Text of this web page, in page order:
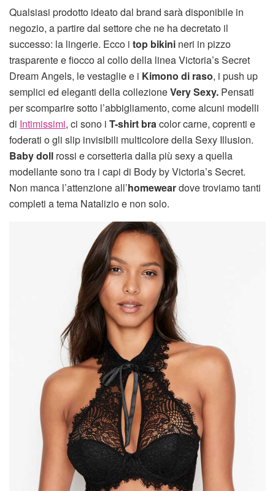
Qualsiasi prodotto ideato dal brand sarà disponibile in
negozio, a partire dal settore che ne ha decretato il
successo: la lingerie. Ecco i top bikini neri in pizzo
trasparente e fiocco al collo della linea Victoria’s Secret
Dream Angels, le vestaglie e i Kimono di raso, i push up
semplici ed eleganti della collezioneVery Sexy. Pensati
per scomparire sotto l’abbigliamento, come alcuni modelli
di Intimissimi, ci sono i T-shirt bracolor carne, coprenti e
foderati o gli slip invisibili multicolore della Sexy Illusion.
Baby doll rossi e corsetteria dalla più sexy a quella
modellante sono tra i capi di Body by Victoria’s Secret.
Non manca l’attenzione all’homeweardove troviamo tanti
completi a tema Natalizio e non solo.